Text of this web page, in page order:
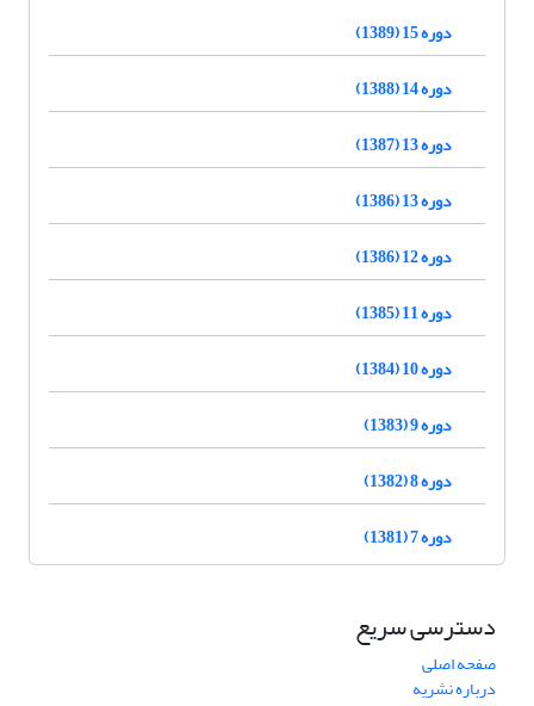
دوره 15 (1389)
دوره 14 (1388)
دوره 13 (1387)
دوره 13 (1386)
دوره 12 (1386)
دوره 11 (1385)
دوره 10 (1384)
دوره 9 (1383)
دوره 8 (1382)
دوره 7 (1381)
دسترسی سریع
صفحه اصلی
درباره نشریه